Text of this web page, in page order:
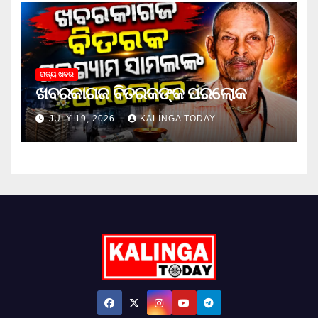
ରାଜ୍ୟ ଖବର
ଖବରକାଗଜ ବିତରକଙ୍କ ପରଲୋକ
JULY 19, 2026 KALINGA TODAY